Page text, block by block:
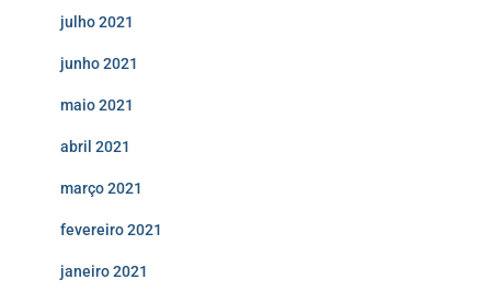
julho 2021
junho 2021
maio 2021
abril 2021
março 2021
fevereiro 2021
janeiro 2021